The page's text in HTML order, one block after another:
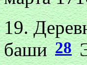
19.
баши28